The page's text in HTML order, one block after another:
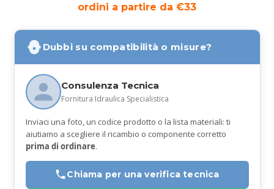
ordini a partire da €33
Dubbi su compatibilità o misure?
Consulenza Tecnica
Fornitura Idraulica Specialistica
Inviaci una foto, un codice prodotto o la lista materiali: ti
aiutiamo a scegliere il ricambio o componente corretto
prima di ordinare.
Chiama per una verifica tecnica